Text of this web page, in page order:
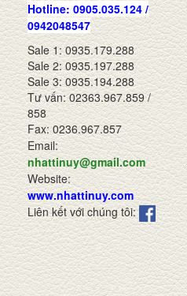
Hotline: 0905.035.124 /
0942048547
Sale 1: 0935.179.288
Sale 2: 0935.197.288
Sale 3: 0935.194.288
Tư vấn: 02363.967.859 /
858
Fax: 0236.967.857
Email:
nhattinuy@gmail.com
Website:
www.nhattinuy.com
Liên kết với chúng tôi: